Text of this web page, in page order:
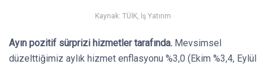
Kaynak: TÜİK, İş Yatırım
Ayın pozitif sürprizi hizmetler tarafında. Mevsimsel
düzelttiğimiz aylık hizmet enflasyonu %3,0 (Ekim %3,4, Eylül